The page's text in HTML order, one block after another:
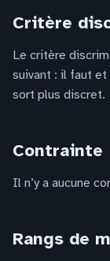
Critère
Le critère
suivant : il faut
sort plus discret.
Contrainte
Il n’y a aucune
Rangs de